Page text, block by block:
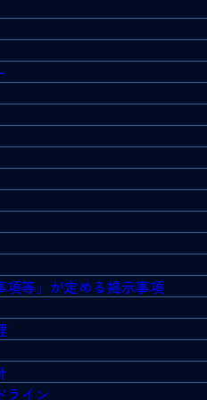
項等」が定める掲示事項
ライン